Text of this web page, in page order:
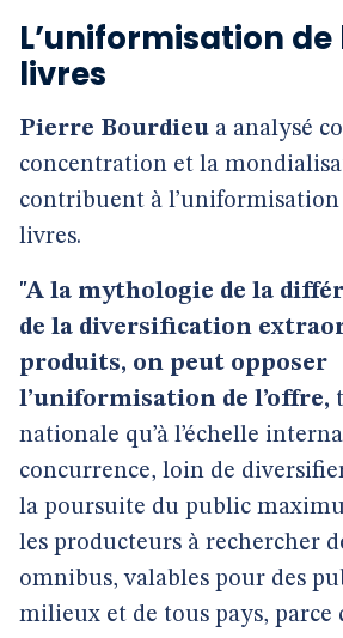
L’uniformisation de
livres
Pierre Bourdieu a analysé
concentration et la
contribuent à l’uniformisation
livres.
"A la mythologie de la
de la diversification
produits, on peut opposer
l’uniformisation de l’offre,
nationale qu’à l’échelle
concurrence, loin de
la poursuite du public
les producteurs à rechercher
omnibus, valables pour des
milieux et de tous pays, parce